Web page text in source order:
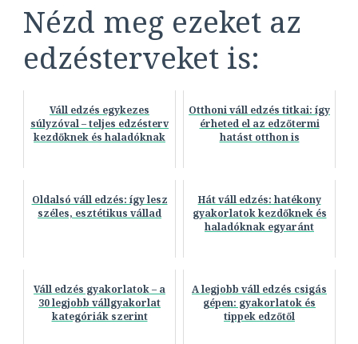
Nézd meg ezeket az
edzésterveket is:
Váll edzés egykezes
súlyzóval – teljes edzésterv
kezdőknek és haladóknak
Otthoni váll edzés titkai: így
érheted el az edzőtermi
hatást otthon is
Oldalsó váll edzés: így lesz
széles, esztétikus vállad
Hát váll edzés: hatékony
gyakorlatok kezdőknek és
haladóknak egyaránt
Váll edzés gyakorlatok – a
30 legjobb vállgyakorlat
kategóriák szerint
A legjobb váll edzés csigás
gépen: gyakorlatok és
tippek edzőtől